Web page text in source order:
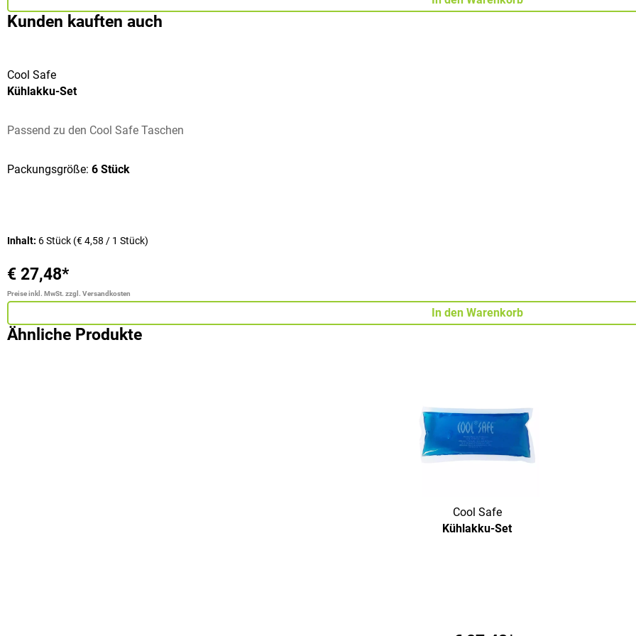
Kunden kauften auch
Cool Safe
Kühlakku-Set
Passend zu den Cool Safe Taschen
Packungsgröße: 6 Stück
Inhalt: 6 Stück (€ 4,58 / 1 Stück)
€ 27,48*
Preise inkl. MwSt. zzgl. Versandkosten
In den Warenkorb
Ähnliche Produkte
Cool Safe
Kühlakku-Set